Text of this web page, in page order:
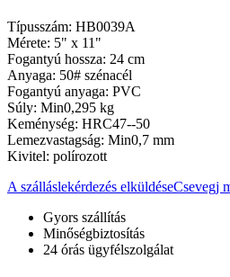
Típusszám: HB0039A
Mérete: 5" x 11"
Fogantyú hossza: 24 cm
Anyaga: 50# szénacél
Fogantyú anyaga: PVC
Súly: Min0,295 kg
Keménység: HRC47--50
Lemezvastagság: Min0,7 mm
Kivitel: polírozott
A szálláslekérdezés elküldéseCsevegj
Gyors szállítás
Minőségbiztosítás
24 órás ügyfélszolgálat